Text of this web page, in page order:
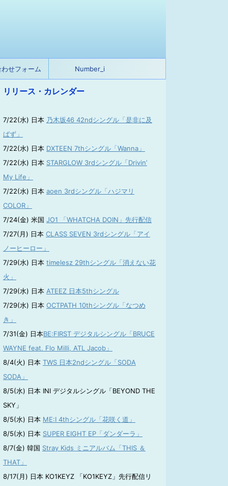
せフォーム Number_i
リリース・カレンダー
7/22(水) 日本 乃木坂46 42ndシングル「是非に及
ばず」
7/22(水) 日本 DXTEEN 7thシングル「Wanna」
7/22(水) 日本 STARGLOW 3rdシングル「Drivin’
My Life」
7/22(水) 日本 aoen 3rdシングル「ハジマリ
COLOR」
7/24(金) 米国 JO1 「WHATCHA DOIN」先行配信
7/27(月) 日本 CLASS SEVEN 3rdシングル「アイ
ノーヒーロー」
7/29(水) 日本 timelesz 29thシングル「消えない花
火」
7/29(水) 日本 ATEEZ 日本5thシングル
7/29(水) 日本 OCTPATH 10thシングル「なつめ
き」
7/31(金) 日本BE:FIRST デジタルシングル「BRUCE
WAYNE feat. Flo Milli, ATL Jacob」
8/4(火) 日本 TWS 日本2ndシングル「SODA
SODA」
8/5(水) 日本 INI デジタルシングル「BEYOND THE
SKY」
8/5(水) 日本 ME:I 4thシングル「花咲く道」
8/5(水) 日本 SUPER EIGHT EP「ダンダーラ」
8/7(金) 韓国 Stray Kids ミニアルバム「THIS ＆
THAT」
8/17(月) 日本 KO1KEYZ 「KO1KEYZ」先行配信リ